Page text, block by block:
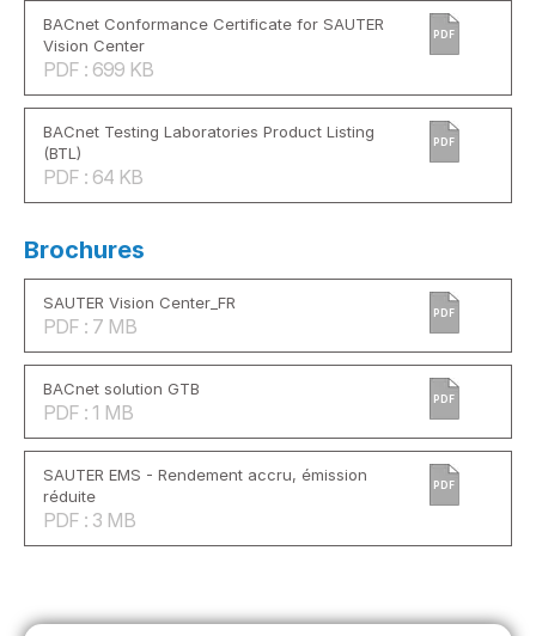
BACnet Conformance Certificate for SAUTER
Vision Center
PDF : 699 KB
PDF
BACnet Testing Laboratories Product Listing
(BTL)
PDF : 64 KB
PDF
Brochures
SAUTER Vision Center_FR
PDF : 7 MB
PDF
BACnet solution GTB
PDF : 1 MB
PDF
SAUTER EMS - Rendement accru, émission
réduite
PDF : 3 MB
PDF